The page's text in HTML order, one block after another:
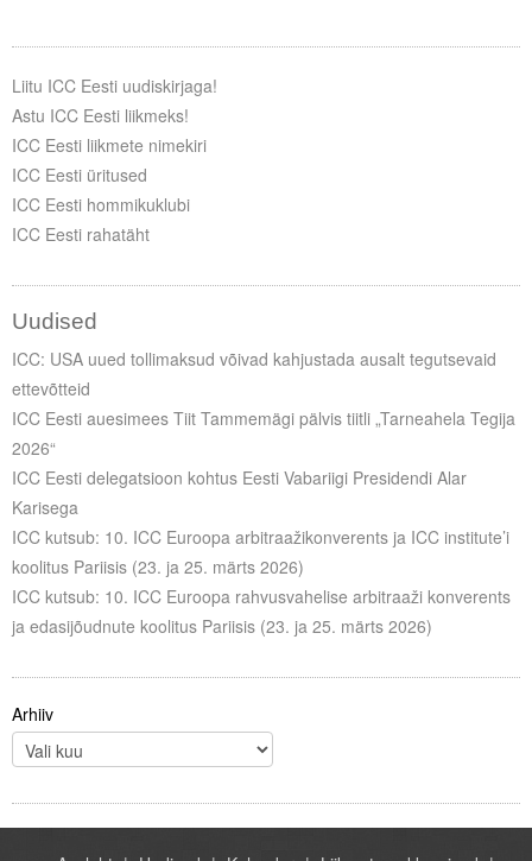
Liitu ICC Eesti uudiskirjaga!
Astu ICC Eesti liikmeks!
ICC Eesti liikmete nimekiri
ICC Eesti üritused
ICC Eesti hommikuklubi
ICC Eesti rahatäht
Uudised
ICC: USA uued tollimaksud võivad kahjustada ausalt tegutsevaid
ettevõtteid
ICC Eesti auesimees Tiit Tammemägi pälvis tiitli „Tarneahela Tegija
2026“
ICC Eesti delegatsioon kohtus Eesti Vabariigi Presidendi Alar
Karisega
ICC kutsub: 10. ICC Euroopa arbitraažikonverents ja ICC institute’i
koolitus Pariisis (23. ja 25. märts 2026)
ICC kutsub: 10. ICC Euroopa rahvusvahelise arbitraaži konverents
ja edasijõudnute koolitus Pariisis (23. ja 25. märts 2026)
Arhiiv